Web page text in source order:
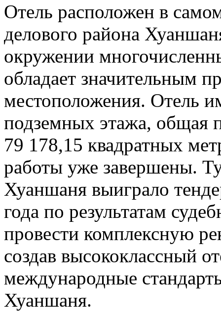
Отель расположен в
делового района
окружении
обладает значительным
местоположения. Отель
подземных этажа, общая
79 178,15 квадратных
работы уже завершены.
Хуаншаня выиграло
года по результатам
провести комплексную
создав высококлассный
международные
Хуаншаня.